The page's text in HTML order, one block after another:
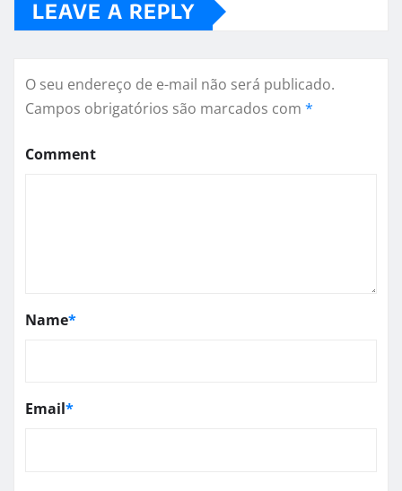
LEAVE A REPLY
O seu endereço de e-mail não será publicado.
Campos obrigatórios são marcados com *
Comment
Name*
Email*